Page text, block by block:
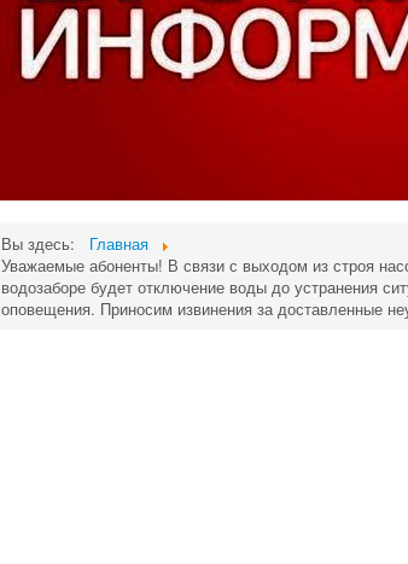
Вы здесь:
Главная
Уважаемые абоненты! В связи с выходом из строя
водозаборе будет отключение воды до устранения
оповещения. Приносим извинения за доставленные